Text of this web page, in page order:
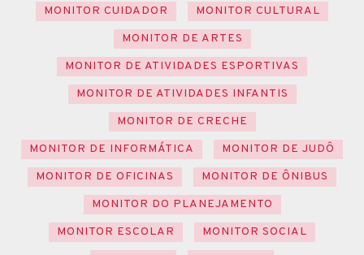
MONITOR CUIDADOR
MONITOR CULTURAL
MONITOR DE ARTES
MONITOR DE ATIVIDADES ESPORTIVAS
MONITOR DE ATIVIDADES INFANTIS
MONITOR DE CRECHE
MONITOR DE INFORMÁTICA
MONITOR DE JUDÔ
MONITOR DE OFICINAS
MONITOR DE ÔNIBUS
MONITOR DO PLANEJAMENTO
MONITOR ESCOLAR
MONITOR SOCIAL